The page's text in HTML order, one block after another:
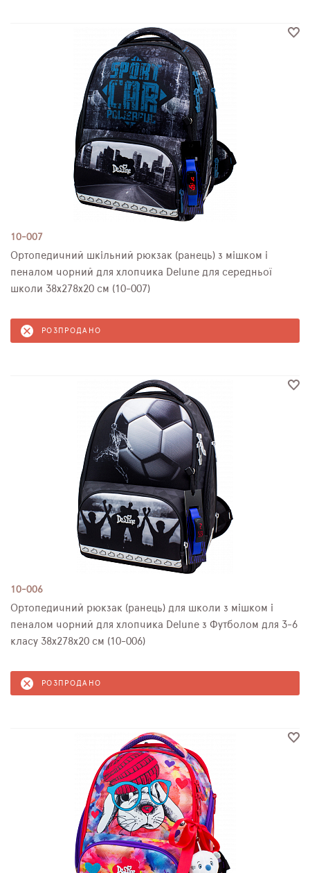
10-007
Ортопедичний шкільний рюкзак (ранець) з мішком і
пеналом чорний для хлопчика Delune для середньої
школи 38х278х20 см (10-007)
РОЗПРОДАНО
10-006
Ортопедичний рюкзак (ранець) для школи з мішком і
пеналом чорний для хлопчика Delune з Футболом для 3-6
класу 38х278х20 см (10-006)
РОЗПРОДАНО